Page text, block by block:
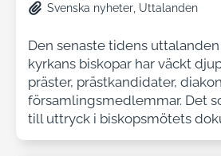
Svenska nyheter Uttalanden
Den senaste tidens
kyrkans biskopar har väckt
präster, prästkandidater,
församlingsmedlemmar. Det
till uttryck i biskopsmötets